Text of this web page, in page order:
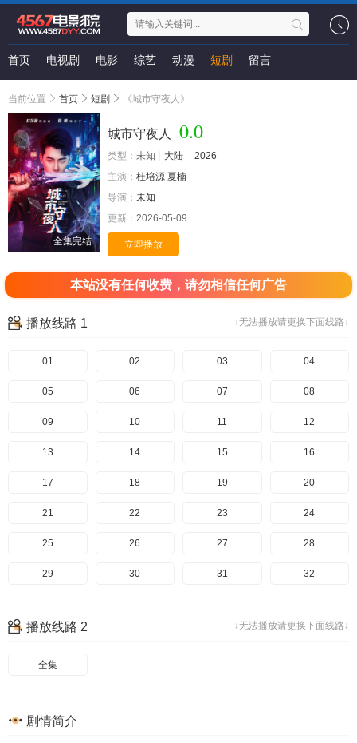
首页 电视剧 电影 综艺 动漫 短剧 留言
当前位置 首页 短剧 《城市守夜人》
全集完结
城市守夜人 0.0
类型： 未知 大陆
2026
主演： 杜培源 夏楠
导演： 未知
更新： 2026-05-09
立即播放
本站没有任何收费，请勿相信任何广告
↓无法播放请更换下面线路↓
播放线路 1
01 02 03 04
05 06 07 08
09 10 11 12
13 14 15 16
17 18 19 20
21 22 23 24
25 26 27 28
29 30 31 32
37
41
49
↓无法播放请更换下面线路↓
播放线路 2
全集
剧情简介